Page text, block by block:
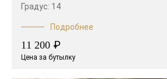
Градус: 14
Подробнее
11 200 ₽
Цена за бутылку